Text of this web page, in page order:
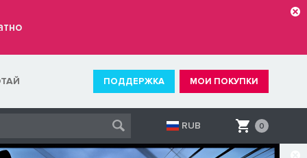
ПОДДЕРЖКА МОИ ПОКУПКИ
RUB 0